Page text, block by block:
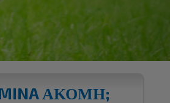
ΑΚΟΜΗ;